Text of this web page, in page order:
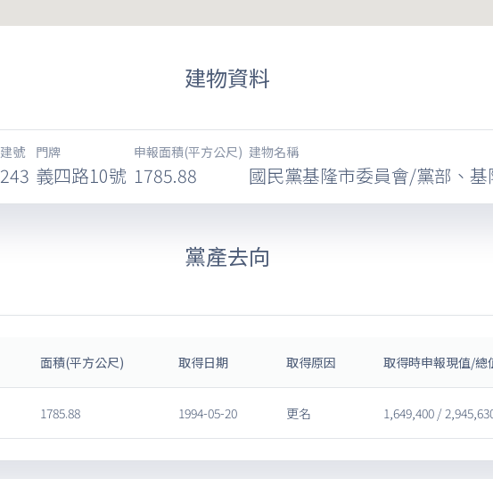
建物資料
建號
243
門牌
義四路10號
申報面積(平方公尺)
1785.88
建物名稱
國民黨基隆市委員會/黨部、
黨產去向
面積(平方公尺) 取得日期 取得原因 取得時申報現值/總
1785.88 1994-05-20 更名 1,649,400 /